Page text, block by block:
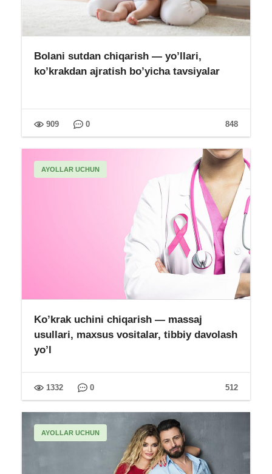
Bolani sutdan chiqarish — yo’llari,
ko’krakdan ajratish bo’yicha tavsiyalar
848
909 0
AYOLLAR UCHUN
Ko’krak uchini chiqarish — massaj
usullari, maxsus vositalar, tibbiy davolash
yo’l
512
1332 0
AYOLLAR UCHUN